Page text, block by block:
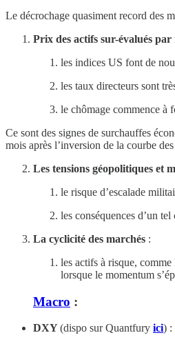
Le décrochage quasiment record des
Prix des actifs sur-évalués
les indices US font de
les taux directeurs sont
le chômage commence à
Ce sont des signes de surchauffes
mois après l’inversion de la courbe
Les tensions géopolitiques et
le risque d’escalade
les conséquences d’un
La cyclicité des marchés :
les actifs à risque,
lorsque le momentum
Macro :
DXY(dispo sur Quantfury ici) :